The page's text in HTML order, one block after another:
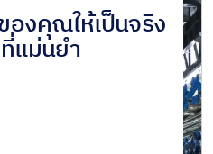
งคุณให้เป็นจริง
แม่นยำ